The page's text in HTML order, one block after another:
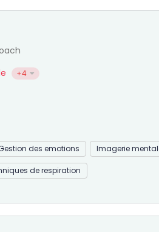
+4
des emotions Imagerie
de respiration